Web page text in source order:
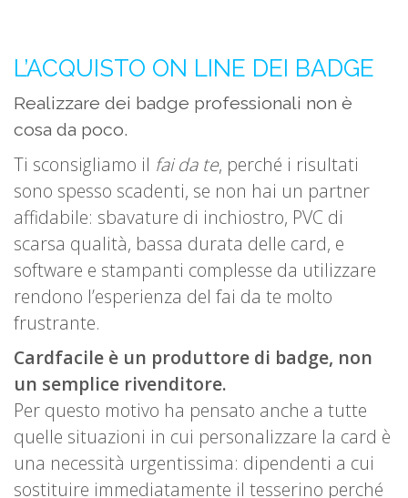
L’ACQUISTO ON LINE DEI BADGE
Realizzare dei badge professionali non è
cosa da poco.
Ti sconsigliamo il fai da te, perché i risultati
sono spesso scadenti, se non hai un partner
affidabile: sbavature di inchiostro, PVC di
scarsa qualità, bassa durata delle card, e
software e stampanti complesse da utilizzare
rendono l’esperienza del fai da te molto
frustrante.
Cardfacile è un produttore di badge, non
un semplice rivenditore.
Per questo motivo ha pensato anche a tutte
quelle situazioni in cui personalizzare la card è
una necessità urgentissima: dipendenti a cui
sostituire immediatamente il tesserino perché